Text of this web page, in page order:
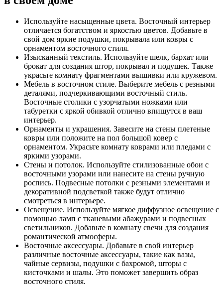
Используйте насыщенные цвета. Восточный интерьер
отличается богатством и яркостью цветов. Добавьте в
свой дом яркие подушки, покрывала или ковры с
орнаментом восточного стиля.
Изысканный текстиль. Используйте шелк, бархат или
брокат для создания штор, покрывал и подушек. Также
украсьте комнату фрагментами вышивки или кружевом.
Мебель в восточном стиле. Выберите мебель с резными
деталями, подчеркивающими восточный стиль.
Восточные столики с узорчатыми ножками или
табуретки с яркой обивкой отлично впишутся в ваш
интерьер.
Орнаменты и украшения. Завесите на стены плетеные
ковры или положите на пол большой ковер с
орнаментом. Украсьте комнату коврами или пледами с
яркими узорами.
Стены и потолок. Используйте стилизованные обои с
восточными узорами или нанесите на стены ручную
роспись. Подвесные потолки с резными элементами и
декоративной подсветкой также будут отлично
смотреться в интерьере.
Освещение. Используйте мягкое диффузное освещение с
помощью ламп с тканевыми абажурами и подвесных
светильников. Добавьте в комнату свечи для создания
романтической атмосферы.
Восточные аксессуары. Добавьте в свой интерьер
различные восточные аксессуары, такие как вазы,
чайные сервизы, подушки с бахромой, шторы с
кисточками и шалы. Это поможет завершить образ
восточного стиля.